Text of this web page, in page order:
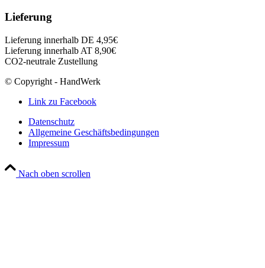
Lieferung
Lieferung innerhalb DE 4,95€
Lieferung innerhalb AT 8,90€
CO2-neutrale Zustellung
© Copyright - HandWerk
Link zu Facebook
Datenschutz
Allgemeine Geschäftsbedingungen
Impressum
Nach oben scrollen